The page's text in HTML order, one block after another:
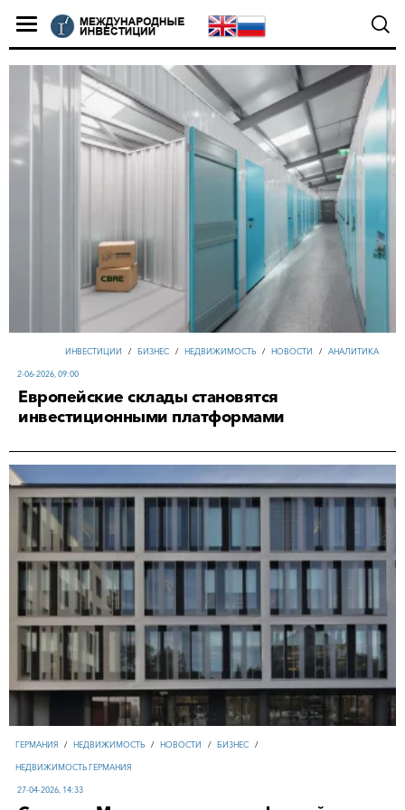
ИНВЕСТИЦИИ / БИЗНЕС / НЕДВИЖИМОСТЬ / НОВОСТИ / АНАЛИТИКА
2-06-2026, 09:00
Европейские склады становятся
инвестиционными платформами
ГЕРМАНИЯ / НЕДВИЖИМОСТЬ / НОВОСТИ / БИЗНЕС /
НЕДВИЖИМОСТЬ ГЕРМАНИЯ
27-04-2026, 14:33